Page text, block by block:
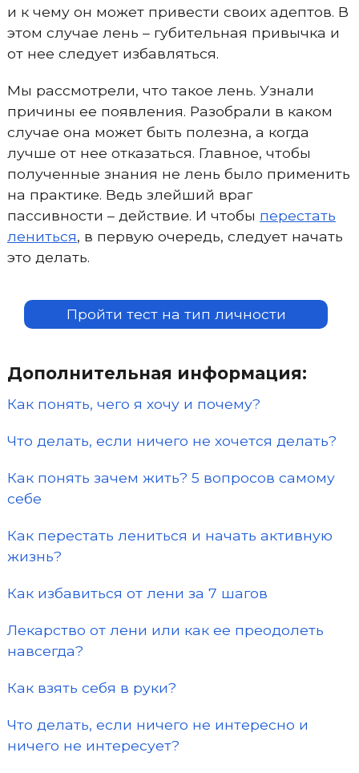
и к чему он может привести своих адептов. В
этом случае лень – губительная привычка и
от нее следует избавляться.
Мы рассмотрели, что такое лень. Узнали
причины ее появления. Разобрали в каком
случае она может быть полезна, а когда
лучше от нее отказаться. Главное, чтобы
полученные знания не лень было применить
на практике. Ведь злейший враг
пассивности – действие. И чтобы перестать
лениться, в первую очередь, следует начать
это делать.
Пройти тест на тип личности
Дополнительная информация:
Как понять, чего я хочу и почему?
Что делать, если ничего не хочется делать?
Как понять зачем жить? 5 вопросов самому
себе
Как перестать лениться и начать активную
жизнь?
Как избавиться от лени за 7 шагов
Лекарство от лени или как ее преодолеть
навсегда?
Как взять себя в руки?
Что делать, если ничего не интересно и
ничего не интересует?